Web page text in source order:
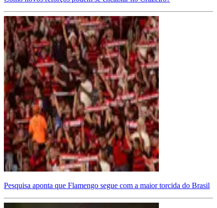
Pesquisa aponta que Flamengo segue com a maior torcida do Brasil